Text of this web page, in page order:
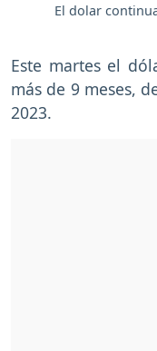
El dolar
Este martes el
más de 9 meses,
2023.